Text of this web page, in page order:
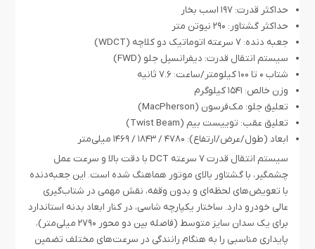
حداکثر قدرت: ۱۹۷ اسب بخار
حداکثر گشتاور: ۲۹۰ نیوتن متر
جعبه دنده: ۷ سرعته اتوماتیک دو کلاچه (WDCT)
سیستم انتقال قدرت: دیفرانسیل جلو (FWD)
شتاب ۰ تا ۱۰۰ کیلومتر/ساعت: ۷.۶ ثانیه
وزن خالص: ۱۵۴۱ کیلوگرم
تعلیق جلو: مک‌فرسون (MacPherson)
تعلیق عقب: توییست بیم (Twist Beam)
ابعاد (طول/عرض/ارتفاع): ۴۷۸۰ / ۱۸۴۳ / ۱۴۶۹ میلی‌متر
سیستم انتقال قدرت ۷ سرعته DCT با دقت بالا و سرعت عمل
چشمگیر، با گشتاور بالای موتور هماهنگ شده است. این جعبه‌دنده
با تعویض‌های لحظه‌ای و بدون وقفه، نقش مهمی در شتاب‌گیری
عالی خودرو دارد. ساختار یکپارچه شاسی، در کنار ابعاد بدنه استاندارد
برای یک سدان سایز متوسط (فاصله بین دو محور ۲۷۹۰ میلی‌متر)،
پایداری مناسبی را به هنگام رانندگی در سرعت‌های مختلف تضمین